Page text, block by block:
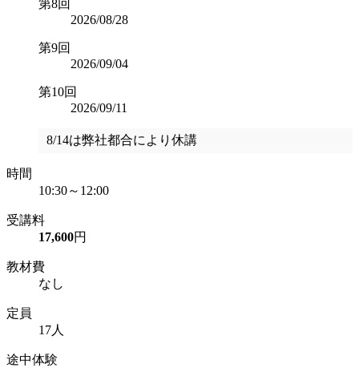
第8回
2026/08/28
第9回
2026/09/04
第10回
2026/09/11
8/14は弊社都合により休講
時間
10:30～12:00
受講料
17,600円
教材費
なし
定員
17人
途中体験